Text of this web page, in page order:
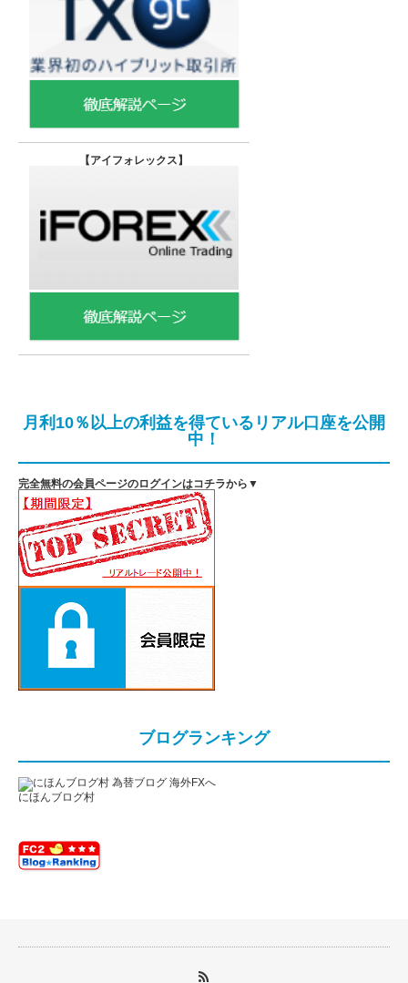
【アイフォレックス】
月利10％以上の利益を得ているリアル口座を公開
中！
完全無料の会員ページのログインはコチラから▼
ブログランキング
にほんブログ村